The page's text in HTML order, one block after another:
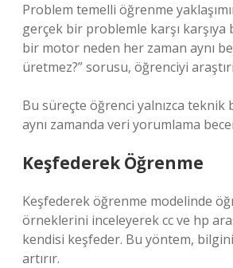
Problem temelli öğrenme
gerçek bir problemle karşı karşıya
bir motor neden her zaman aynı
üretmez?” sorusu, öğrenciyi
Bu süreçte öğrenci yalnızca teknik
aynı zamanda veri yorumlama
Keşfederek Öğrenme
Keşfederek öğrenme modelinde
örneklerini inceleyerek cc ve hp
kendisi keşfeder. Bu yöntem, bilginin
artırır.